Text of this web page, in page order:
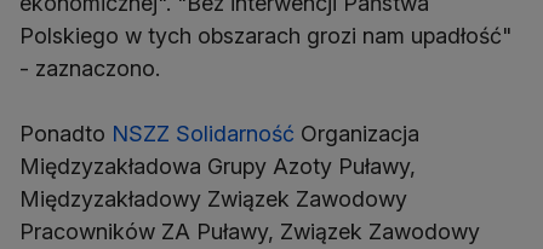
Polskiego w tych obszarach grozi nam upadłość"
- zaznaczono.
Ponadto NSZZ Solidarność Organizacja
Międzyzakładowa Grupy Azoty Puławy,
Międzyzakładowy Związek Zawodowy
Pracowników ZA Puławy, Związek Zawodowy